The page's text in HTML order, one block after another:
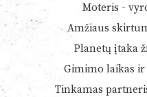
Moteris -
Amžiaus
Planetų įtaka
Gimimo laikas
Tinkamas